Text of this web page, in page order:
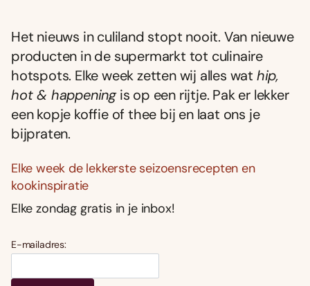
Het nieuws in culiland stopt nooit. Van nieuwe
producten in de supermarkt tot culinaire
hotspots. Elke week zetten wij alles wat hip,
hot & happeningis op een rijtje. Pak er lekker
een kopje koffie of thee bij en laat ons je
bijpraten.
Elke week de lekkerste seizoensrecepten en
kookinspiratie
Elke zondag gratis in je inbox!
E-mailadres: